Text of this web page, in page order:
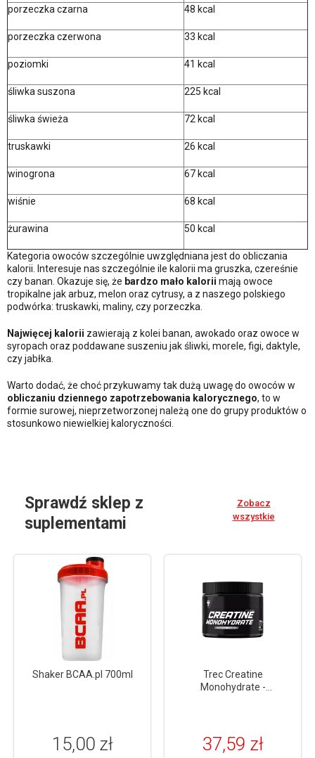
porzeczka czarna 48 kcal
porzeczka czerwona 33 kcal
poziomki 41 kcal
śliwka suszona 225 kcal
śliwka świeża 72 kcal
truskawki 26 kcal
winogrona 67 kcal
wiśnie 68 kcal
żurawina 50 kcal
Kategoria owoców szczególnie uwzględniana jest do obliczania
kalorii. Interesuje nas szczególnie ile kalorii ma gruszka, czereśnie
czy banan. Okazuje się, że bardzo mało kalorii mają owoce
tropikalne jak arbuz, melon oraz cytrusy, a z naszego polskiego
podwórka: truskawki, maliny, czy porzeczka.
Najwięcej kalorii zawierają z kolei banan, awokado oraz owoce w
syropach oraz poddawane suszeniu jak śliwki, morele, figi, daktyle,
czy jabłka.
Warto dodać, że choć przykuwamy tak dużą uwagę do owoców w
obliczaniu dziennego zapotrzebowania kalorycznego, to w
formie surowej, nieprzetworzonej należą one do grupy produktów o
stosunkowo niewielkiej kaloryczności.
Sprawdź sklep z
suplementami
Zobacz
wszystkie
Shaker BCAA.pl 700ml
15,00 zł
Trec Creatine
Monohydrate -
37,59 zł